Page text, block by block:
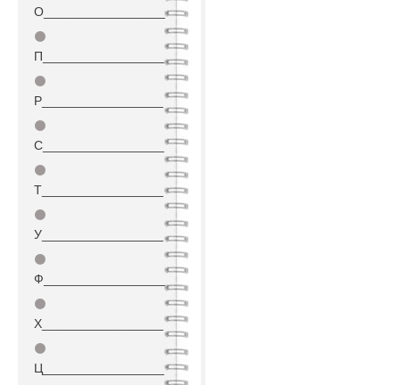
О_________________
⚫
П_________________
⚫
Р_________________
⚫
С_________________
⚫
Т_________________
⚫
У_________________
⚫
Ф_________________
⚫
Х_________________
⚫
Ц_________________